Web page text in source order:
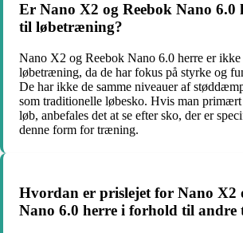
Er Nano X2 og Reebok Nano 6.0
til løbetræning?
Nano X2 og Reebok Nano 6.0 herre er
løbetræning, da de har fokus på styrke og
De har ikke de samme niveauer af
som traditionelle løbesko. Hvis man
løb, anbefales det at se efter sko, der er
denne form for træning.
Hvordan er prislejet for Nano X2
Nano 6.0 herre i forhold til andre